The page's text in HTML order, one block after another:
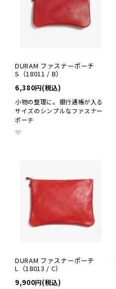
DURAM ファスナーポーチ
S（18011 / B）
6,380円(税込)
小物の整理に。銀行通帳が入る
サイズのシンプルなファスナー
ポーチ
DURAM ファスナーポーチ
L（18013 / C）
9,900円(税込)